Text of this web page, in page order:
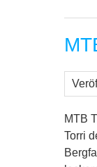
MTB
Torri